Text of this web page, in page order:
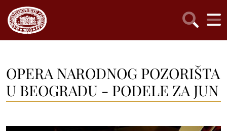
OPERA NARODNOG POZORIŠTA
U BEOGRADU - PODELE ZA JUN